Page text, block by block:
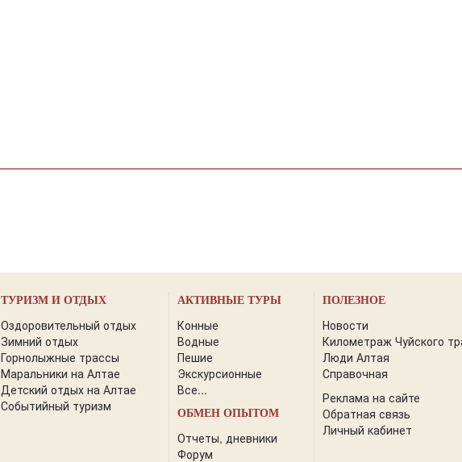
ТУРИЗМ И ОТДЫХ
Оздоровительный отдых
Зимний отдых
Горнолыжные трассы
Маральники на Алтае
Детский отдых на Алтае
Событийный туризм
АКТИВНЫЕ ТУРЫ
Конные
Водные
Пешие
Экскурсионные
Все...
ОБМЕН ОПЫТОМ
Отчеты, дневники
Форум
ПОЛЕЗНОЕ
Новости
Километраж Чуйского
Люди Алтая
Справочная
Реклама на сайте
Обратная связь
Личный кабинет